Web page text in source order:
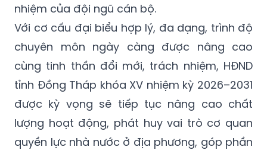
nhiệm của đội ngũ cán bộ.
Với cơ cấu đại biểu hợp lý, đa dạng, trình độ
chuyên môn ngày càng được nâng cao
cùng tinh thần đổi mới, trách nhiệm, HĐND
tỉnh Đồng Tháp khóa XV nhiệm kỳ 2026–2031
được kỳ vọng sẽ tiếp tục nâng cao chất
lượng hoạt động, phát huy vai trò cơ quan
quyền lực nhà nước ở địa phương, góp phần